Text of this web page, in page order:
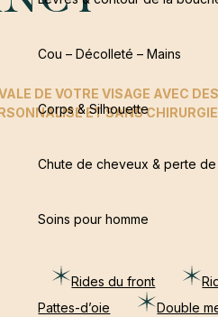
Cou – Décolleté – Mains
Corps & Silhouette
Chute de cheveux & perte
Soins pour homme
Rides du front
Pattes-d’oie
Double
DE VOTRE VISAGE AVEC
ET SANS